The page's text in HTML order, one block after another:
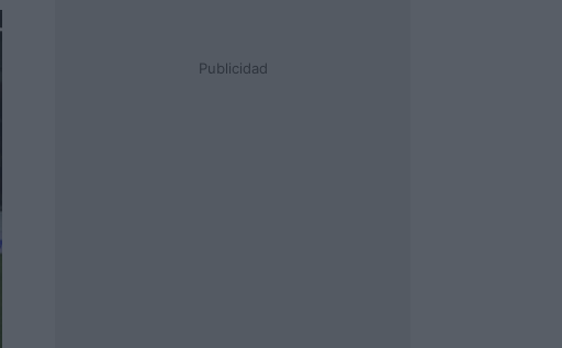
Publicidad